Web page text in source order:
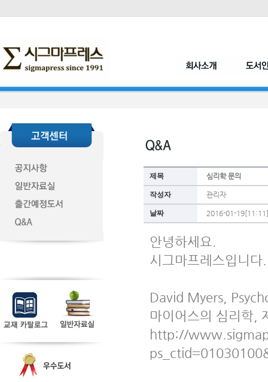
제목 심리학 문의
작성자 관리자
날짜 2016-01-19[11:11]
안녕하세요.
시그마프레스입니다.
David Myers,
마이어스의 심리학,
http://